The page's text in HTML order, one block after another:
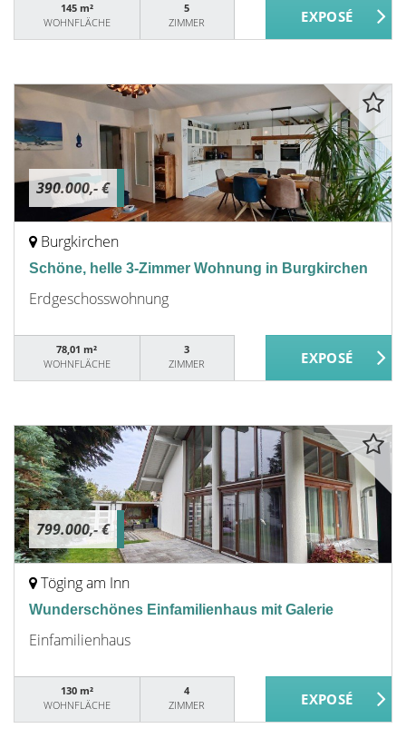
145 m²
WOHNFLÄCHE
5
ZIMMER
390.000,- €
Burgkirchen
Schöne, helle 3-Zimmer Wohnung in Burgkirchen
Erdgeschosswohnung
78,01 m²
WOHNFLÄCHE
3
ZIMMER
799.000,- €
Töging am Inn
Wunderschönes Einfamilienhaus mit Galerie
Einfamilienhaus
130 m²
WOHNFLÄCHE
4
ZIMMER